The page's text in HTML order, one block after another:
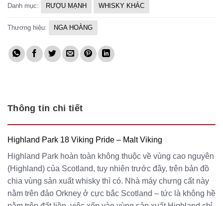
Danh mục: RƯỢU MẠNH WHISKY KHÁC
Thương hiệu: NGA HOÀNG
Thông tin chi tiết
Highland Park 18 Viking Pride – Malt Viking
Highland Park hoàn toàn không thuộc về vùng cao nguyên
(Highland) của Scotland, tuy nhiên trước đây, trên bản đồ
chia vùng sản xuất whisky thì có. Nhà máy chưng cất này
nằm trên đảo Orkney ở cực bắc Scotland – tức là không hề